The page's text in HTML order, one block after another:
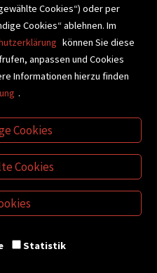
Plautz GmbH
Cookies“) oder per
Cookies“ ablehnen. Im
können Sie diese
anpassen und Cookies
Informationen hierzu finden
.
Cookies
Cookies
Statistik